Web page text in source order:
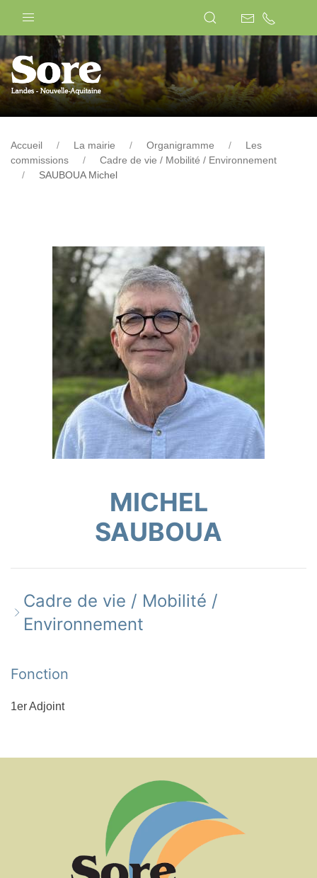
Accueil La mairie Organigramme
Les
commissions
Cadre de vie / Mobilité / Environnement
SAUBOUA Michel
MICHEL
SAUBOUA
Cadre de vie / Mobilité /
Environnement
Fonction
1er Adjoint